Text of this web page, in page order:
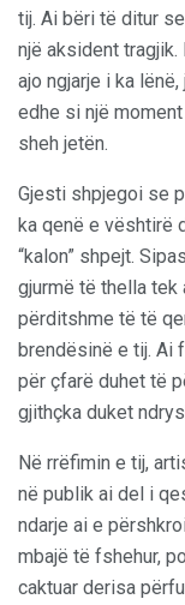
tij. Ai bëri të ditur
një aksident
ajo ngjarje i ka
edhe si një
sheh jetën.
Gjesti shpjegoi se
ka qenë e vështirë
“kalon” shpejt.
gjurmë të thella tek
përditshme të të
brendësinë e tij. Ai
për çfarë duhet të
gjithçka duket
Në rrëfimin e tij,
në publik ai del i
ndarje ai e
mbajë të fshehur,
caktuar derisa